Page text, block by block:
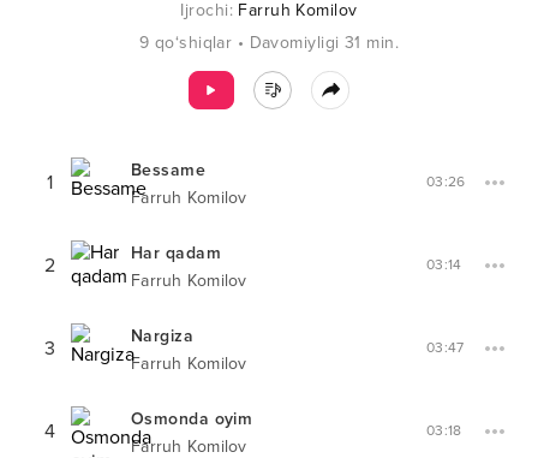
Ijrochi: Farruh Komilov
9 qo‘shiqlar • Davomiyligi 31 min.
1
Bessame
Farruh Komilov
03:26
2
Har qadam
Farruh Komilov
03:14
3
Nargiza
Farruh Komilov
03:47
4
Osmonda oyim
Farruh Komilov
03:18